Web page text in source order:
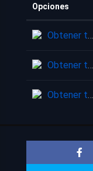
Opciones
Obtener torrent
Obtener torrent
Obtener torrent